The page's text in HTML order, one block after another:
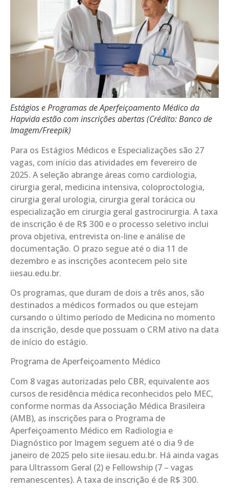
Estágios e Programas de Aperfeiçoamento Médico da
Hapvida estão com inscrições abertas (Crédito: Banco de
Imagem/Freepik)
Para os Estágios Médicos e Especializações são 27
vagas, com início das atividades em fevereiro de
2025. A seleção abrange áreas como cardiologia,
cirurgia geral, medicina intensiva, coloproctologia,
cirurgia geral urologia, cirurgia geral torácica ou
especialização em cirurgia geral gastrocirurgia. A taxa
de inscrição é de R$ 300 e o processo seletivo inclui
prova objetiva, entrevista on-line e análise de
documentação. O prazo segue até o dia 11 de
dezembro e as inscrições acontecem pelo site
iiesau.edu.br.
Os programas, que duram de dois a três anos, são
destinados a médicos formados ou que estejam
cursando o último período de Medicina no momento
da inscrição, desde que possuam o CRM ativo na data
de início do estágio.
Programa de Aperfeiçoamento Médico
Com 8 vagas autorizadas pelo CBR, equivalente aos
cursos de residência médica reconhecidos pelo MEC,
conforme normas da Associação Médica Brasileira
(AMB), as inscrições para o Programa de
Aperfeiçoamento Médico em Radiologia e
Diagnóstico por Imagem seguem até o dia 9 de
janeiro de 2025 pelo site iiesau.edu.br. Há ainda vagas
para Ultrassom Geral (2) e Fellowship (7 – vagas
remanescentes). A taxa de inscrição é de R$ 300.